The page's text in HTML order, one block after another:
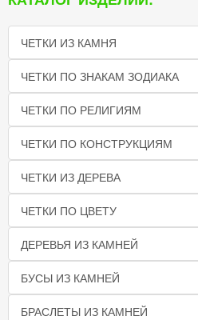
ЧЕТКИ ИЗ КАМНЯ
ЧЕТКИ ПО ЗНАКАМ ЗОДИАКА
ЧЕТКИ ПО РЕЛИГИЯМ
ЧЕТКИ ПО КОНСТРУКЦИЯМ
ЧЕТКИ ИЗ ДЕРЕВА
ЧЕТКИ ПО ЦВЕТУ
ДЕРЕВЬЯ ИЗ КАМНЕЙ
БУСЫ ИЗ КАМНЕЙ
БРАСЛЕТЫ ИЗ КАМНЕЙ